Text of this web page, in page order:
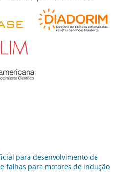
para desenvolvimento de
falhas para motores de indução